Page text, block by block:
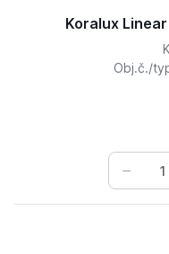
Koralux
Obj.č./